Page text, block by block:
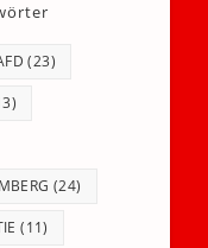
(23)
(24)
(11)